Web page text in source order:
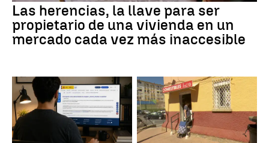
Las herencias, la llave para ser
propietario de una vivienda en un
mercado cada vez más inaccesible